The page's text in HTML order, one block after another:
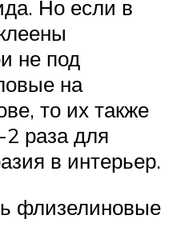
Но если в
не под
на
то их также
раза для
в интерьер.
флизелиновые